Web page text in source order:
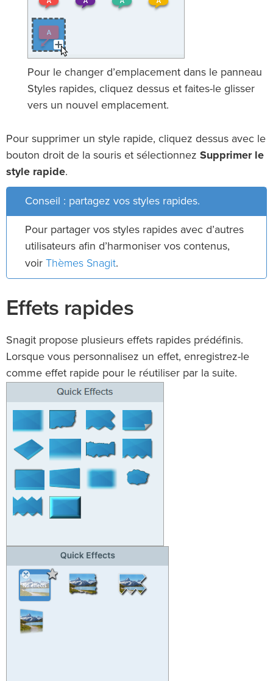
Pour le changer d’emplacement dans le panneau
Styles rapides, cliquez dessus et faites-le glisser
vers un nouvel emplacement.
Pour supprimer un style rapide, cliquez dessus avec le
bouton droit de la souris et sélectionnez Supprimer le
style rapide.
Conseil : partagez vos styles rapides.
Pour partager vos styles rapides avec d’autres
utilisateurs afin d’harmoniser vos contenus,
voir Thèmes Snagit.
Effets rapides
Snagit propose plusieurs effets rapides prédéfinis.
Lorsque vous personnalisez un effet, enregistrez-le
comme effet rapide pour le réutiliser par la suite.